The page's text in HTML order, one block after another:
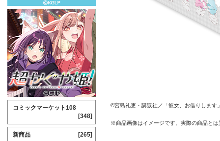
©宮島礼吏・講談社／「彼女、お借りします
※商品画像はイメージです。実際の商品と
コミックマーケット108
[348]
新商品 [265]